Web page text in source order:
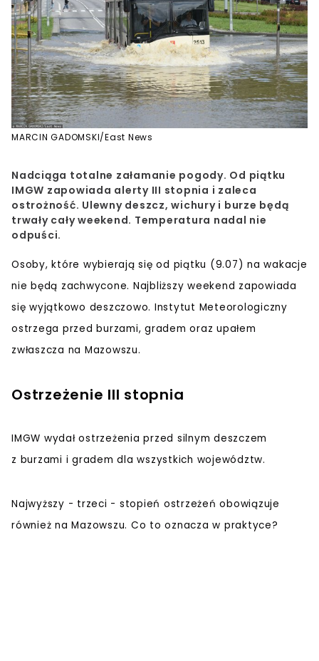
MARCIN GADOMSKI/East News
Nadciąga totalne załamanie pogody. Od piątku
IMGW zapowiada alerty III stopnia i zaleca
ostrożność. Ulewny deszcz, wichury i burze będą
trwały cały weekend. Temperatura nadal nie
odpuści.
Osoby, które wybierają się od piątku (9.07) na wakacje
nie będą zachwycone. Najbliższy weekend zapowiada
się wyjątkowo deszczowo. Instytut Meteorologiczny
ostrzega przed burzami, gradem oraz upałem
zwłaszcza na Mazowszu.
Ostrzeżenie III stopnia
IMGW wydał ostrzeżenia przed silnym deszczem
z burzami i gradem dla wszystkich województw.
Najwyższy - trzeci - stopień ostrzeżeń obowiązuje
również na Mazowszu. Co to oznacza w praktyce?